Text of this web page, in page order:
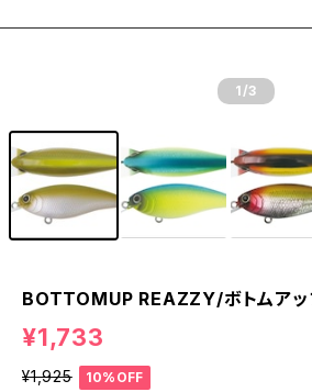
1 /3
BOTTOMUP REAZZY/ボトムアッ
¥1,733
¥1,925 10%OFF